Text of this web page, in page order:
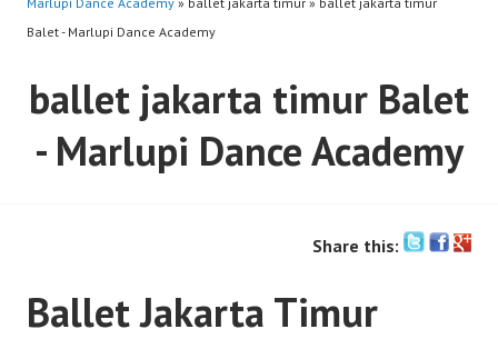
Balet - Marlupi Dance Academy
ballet jakarta timur Balet
- Marlupi Dance Academy
Share this:
Ballet Jakarta Timur